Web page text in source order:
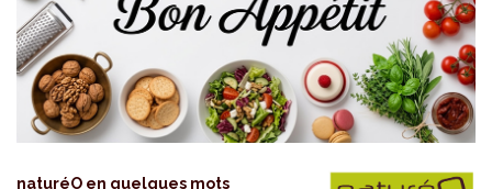
naturéO en quelques mots